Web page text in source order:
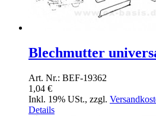
Blechmutter
Art. Nr.: BEF-19362
1,04 €
Inkl. 19% USt., zzgl.
Details